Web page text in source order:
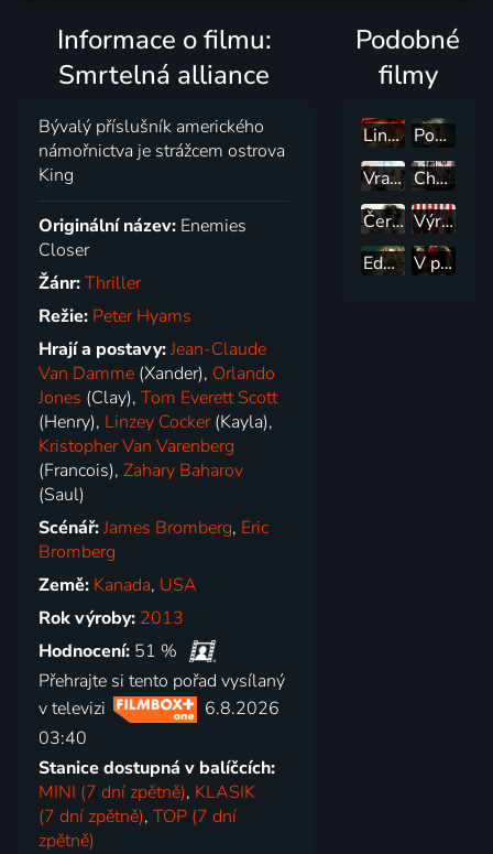
Informace o filmu:
Smrtelná alliance
Bývalý příslušník amerického
námořnictva je strážcem ostrova
King
Originální název: Enemies
Closer
Žánr:Thriller
Režie: Peter Hyams
Hrají a postavy:Jean-Claude
Van Damme (Xander), Orlando
Jones (Clay),Tom Everett Scott
(Henry), Linzey Cocker(Kayla),
Kristopher Van Varenberg
(Francois),Zahary Baharov
(Saul)
Scénář:James Bromberg, Eric
Bromberg
Země: Kanada, USA
Rok výroby: 2013
Hodnocení: 51 %
Přehrajte si tento pořad vysílaný
v televizi
6.8.2026
03:40
Stanice dostupná v balíčcích:
MINI (7 dní zpětně), KLASIK
(7 dní zpětně),TOP (7 dní
zpětně)
Podobné
filmy
Linka B
Posedlý pacient
Vražedná dvojnice
Chůva jménem Alex
Černý motýl
Výročí
Eden - Vítejte v ráji
V pasti